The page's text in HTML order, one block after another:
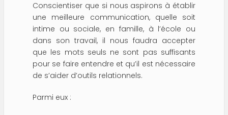
Conscientiser que si nous aspirons à établir
une meilleure communication, quelle soit
intime ou sociale, en famille, à l’école ou
dans son travail, il nous faudra accepter
que les mots seuls ne sont pas suffisants
pour se faire entendre et qu’il est nécessaire
de s’aider d’outils relationnels.
Parmi eux :